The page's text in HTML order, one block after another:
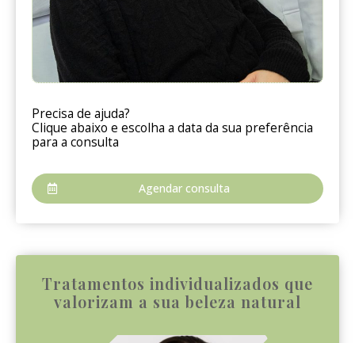
Precisa de ajuda?
Clique abaixo e escolha a data da sua preferência
para a consulta
Agendar consulta
Tratamentos individualizados que
valorizam a sua beleza natural